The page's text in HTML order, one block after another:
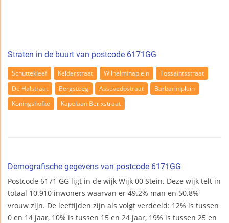
Straten in de buurt van postcode 6171GG
Schuttekleef Kelderstraat Wilhelminaplein
Tossaintsstraat
De Halstraat
Bergsteeg Assevedostraat
Barbariniplein
Koningshofke
Kapelaan Berixstraat
Demografische gegevens van postcode 6171GG
Postcode 6171 GG ligt in de wijk Wijk 00 Stein. Deze wijk telt in
totaal 10.910 inwoners waarvan er 49.2% man en 50.8%
vrouw zijn. De leeftijden zijn als volgt verdeeld: 12% is tussen
0 en 14 jaar, 10% is tussen 15 en 24 jaar, 19% is tussen 25 en